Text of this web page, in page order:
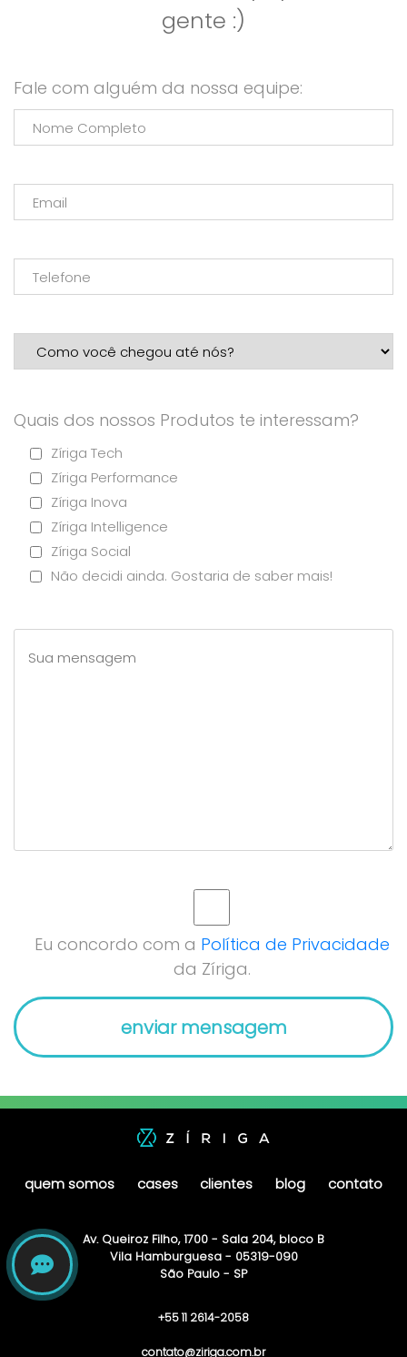
gente :)
Fale com alguém da nossa equipe:
Quais dos nossos Produtos te interessam?
Zíriga Tech
Zíriga Performance
Zíriga Inova
Zíriga Intelligence
Zíriga Social
Não decidi ainda. Gostaria de saber mais!
Eu concordo com a Política de Privacidade
da Zíriga.
quem somos cases clientes blog contato
Av. Queiroz Filho, 1700 - Sala 204, bloco B
Vila Hamburguesa - 05319-090
São Paulo - SP
+55 11 2614-2058
contato@ziriga.com.br